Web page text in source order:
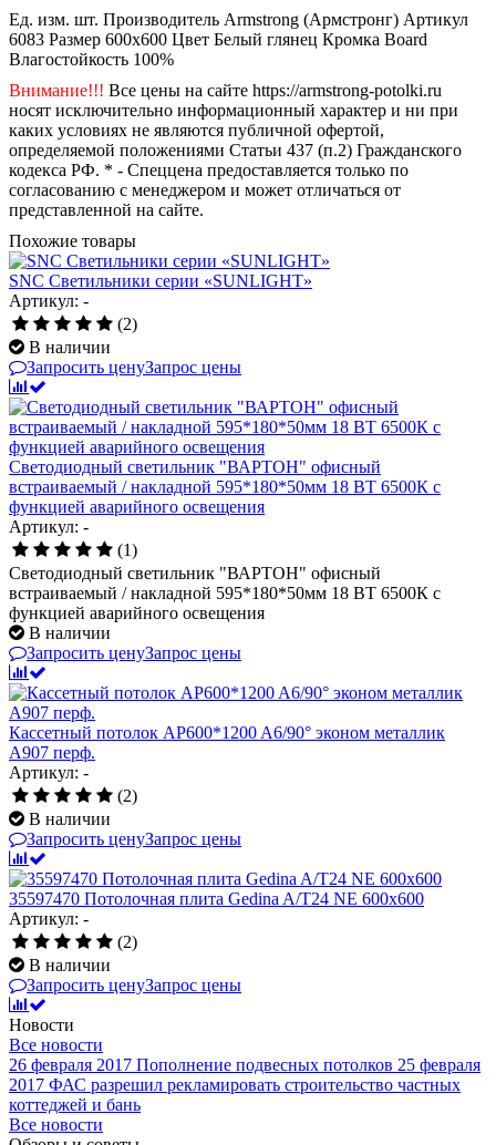
Ед. изм. шт. Производитель Armstrong (Армстронг) Артикул
6083 Размер 600x600 Цвет Белый глянец Кромка Board
Влагостойкость 100%
Внимание!!! Все цены на сайте https://armstrong-potolki.ru
носят исключительно информационный характер и ни при
каких условиях не являются публичной офертой,
определяемой положениями Статьи 437 (п.2) Гражданского
кодекса РФ. * - Спеццена предоставляется только по
согласованию с менеджером и может отличаться от
представленной на сайте.
Похожие товары
SNC Светильники серии «SUNLIGHT»
Артикул: -
(2)
В наличии
Запросить ценуЗапрос цены
Светодиодный светильник "ВАРТОН" офисный
встраиваемый / накладной 595*180*50мм 18 ВТ 6500К с
функцией аварийного освещения
Артикул: -
(1)
Светодиодный светильник "ВАРТОН" офисный
встраиваемый / накладной 595*180*50мм 18 ВТ 6500К с
функцией аварийного освещения
В наличии
Запросить ценуЗапрос цены
Кассетный потолок AP600*1200 A6/90° эконом металлик
А907 перф.
Артикул: -
(2)
В наличии
Запросить ценуЗапрос цены
35597470 Потолочная плита Gedina A/T24 NE 600x600
Артикул: -
(2)
В наличии
Запросить ценуЗапрос цены
Новости
Все новости
26 февраля 2017 Пополнение подвесных потолков 25 февраля
2017 ФАС разрешил рекламировать строительство частных
коттеджей и бань
Все новости